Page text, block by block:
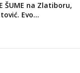
ŠUME na Zlatiboru,
Evo...